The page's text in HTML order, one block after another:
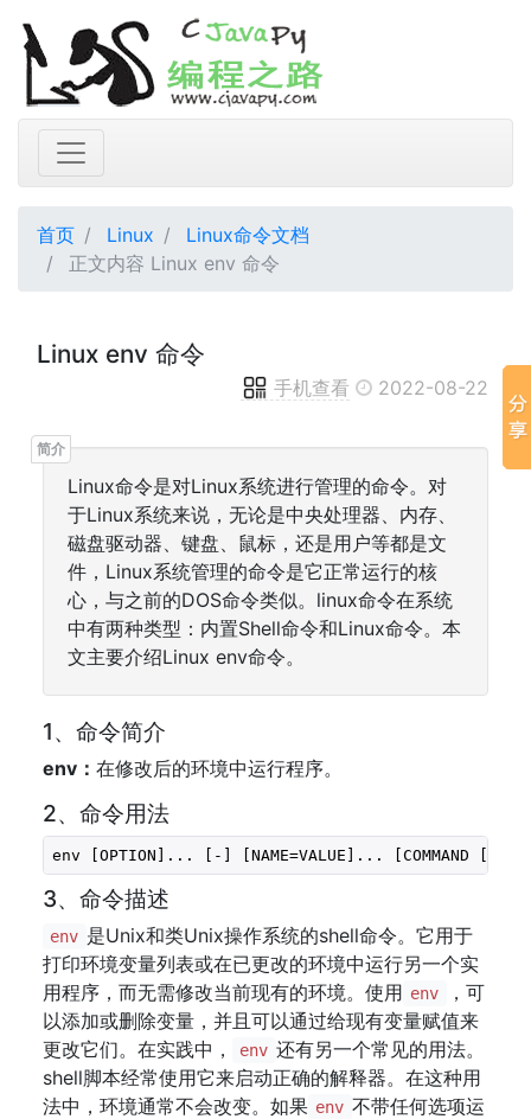
首页 Linux
Linux命令文档
正文内容 Linux env 命令
Linux env 命令
手机查看 2022-08-22
Linux命令是对Linux系统进行管理的命令。对
于Linux系统来说，无论是中央处理器、内存、
磁盘驱动器、键盘、鼠标，还是用户等都是文
件，Linux系统管理的命令是它正常运行的核
心，与之前的DOS命令类似。linux命令在系统
中有两种类型：内置Shell命令和Linux命令。本
文主要介绍Linux env命令。
1、命令简介
env： 在修改后的环境中运行程序。
2、命令用法
env [OPTION]... [-] [NAME=VALUE]... [COMMAND
3、命令描述
env 是Unix和类Unix操作系统的shell命令。它用于
打印环境变量列表或在已更改的环境中运行另一个实
用程序，而无需修改当前现有的环境。使用 env
，可
以添加或删除变量，并且可以通过给现有变量赋值来
更改它们。在实践中，
env 还有另一个常见的用法。
shell脚本经常使用它来启动正确的解释器。在这种用
法中，环境通常不会改变。如果 env 不带任何选项运